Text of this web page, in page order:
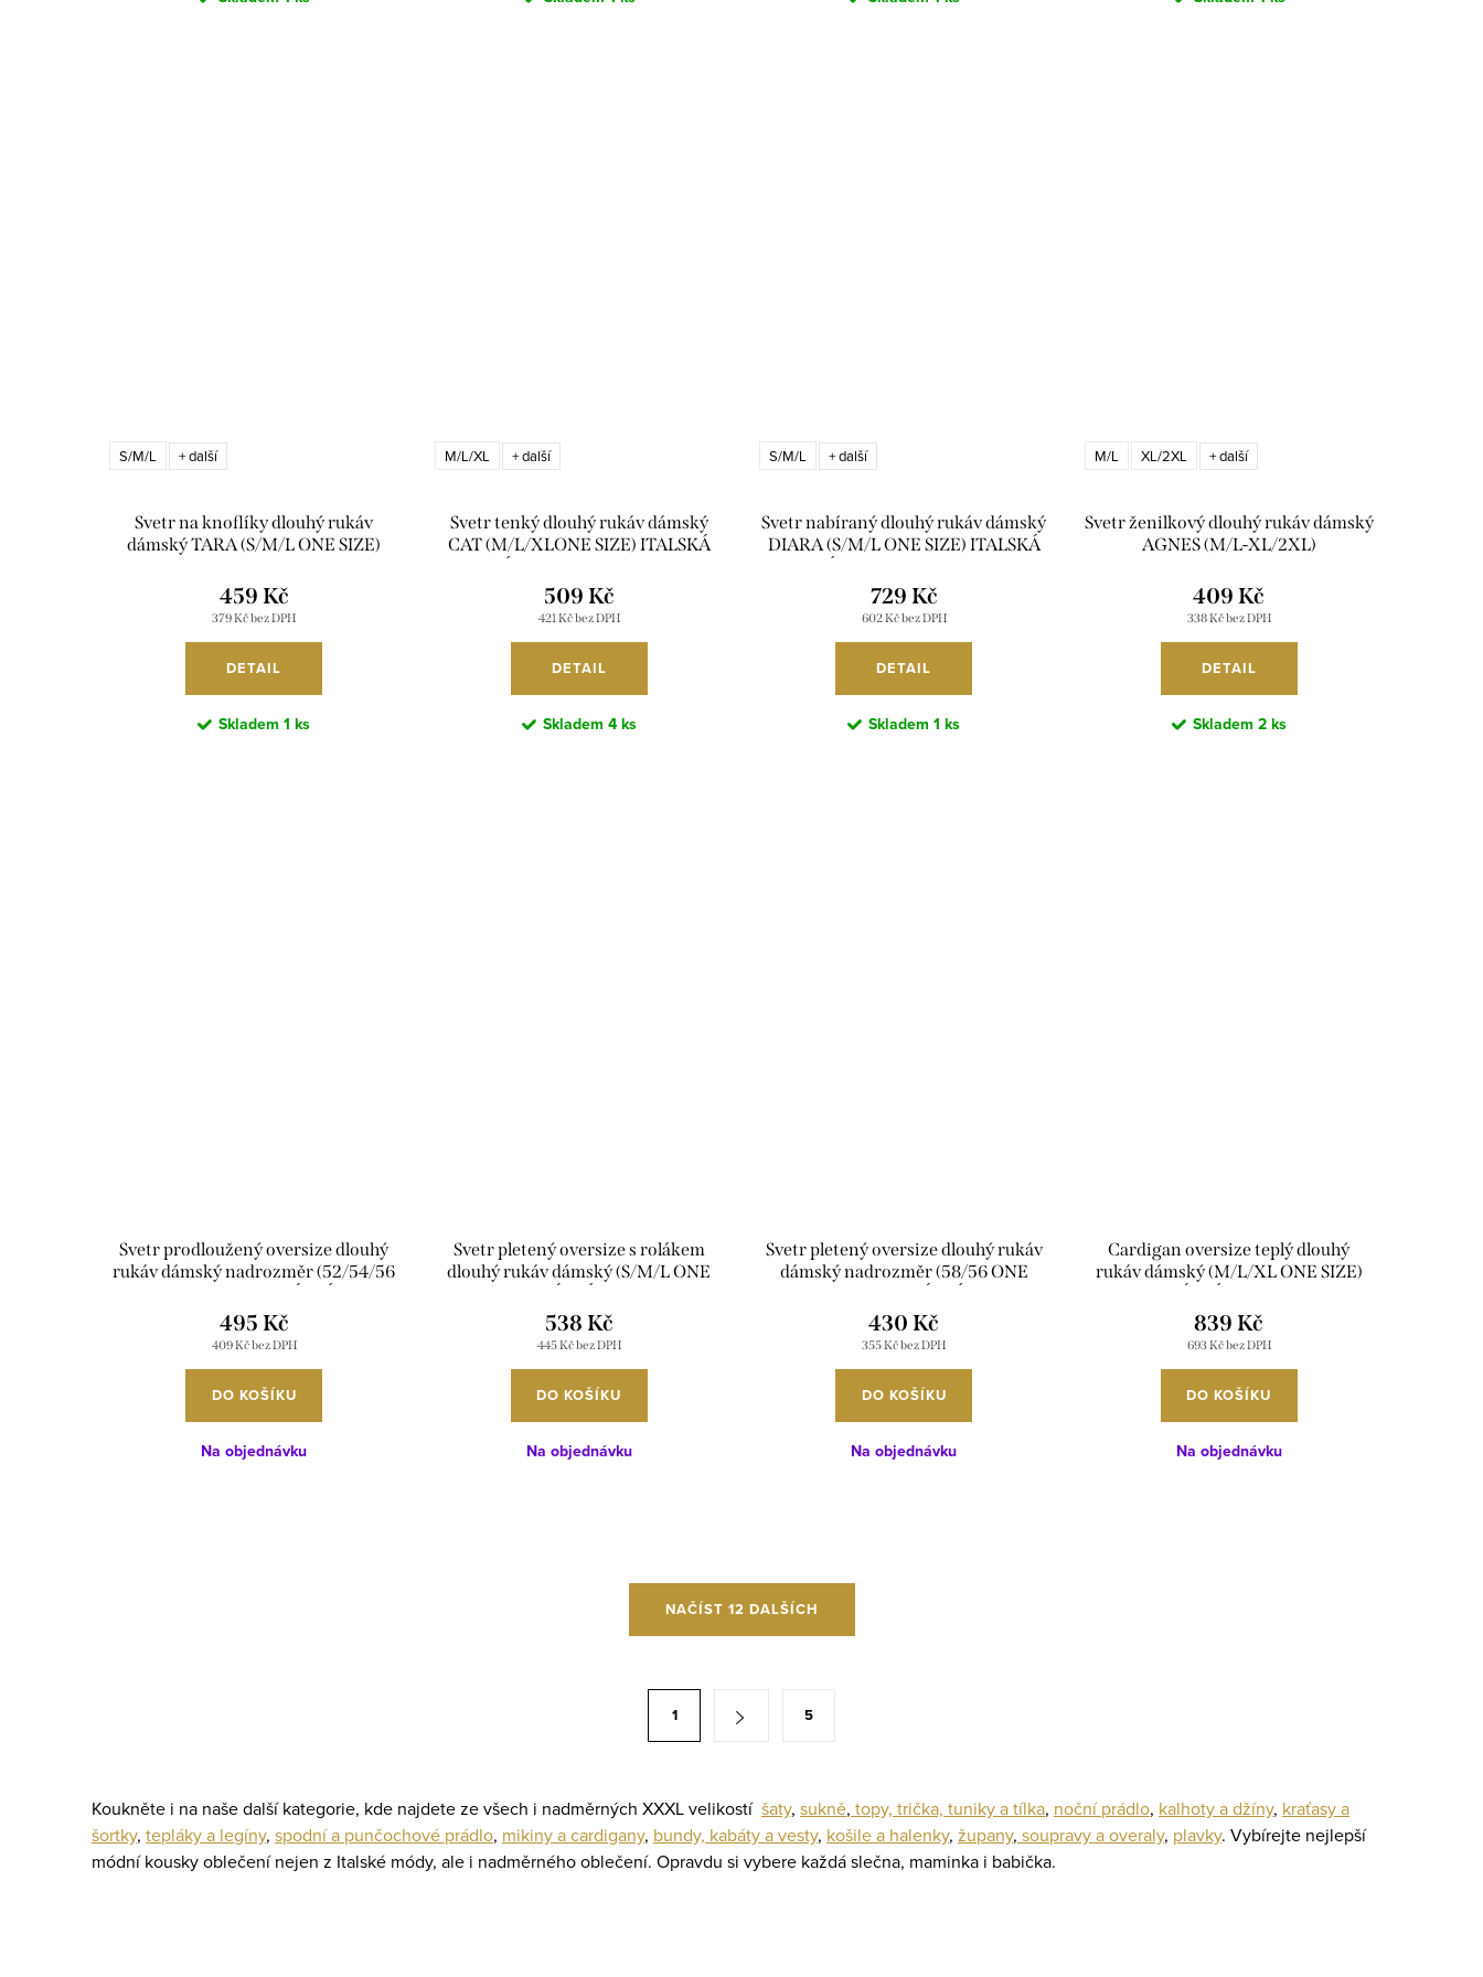
S/M/L + další
Svetr na knoflíky dlouhý rukáv
dámský TARA (S/M/L ONE SIZE)
379 Kč bez DPH
459 Kč
DETAIL
Skladem1 ks
M/L/XL + další
Svetr tenký dlouhý rukáv dámský
CAT (M/L/XLONE SIZE) ITALSKÁ
421 Kč bez DPH
509 Kč
DETAIL
Skladem 4 ks
S/M/L + další
Svetr nabíraný dlouhý rukáv dámský
DIARA (S/M/L ONE SIZE) ITALSKÁ
602 Kč bez DPH
729 Kč
DETAIL
Skladem1 ks
M/L XL/2XL + další
Svetr ženilkový dlouhý rukáv dámský
AGNES (M/L-XL/2XL)
338 Kč bez DPH
409 Kč
DETAIL
Skladem 2 ks
Svetr prodloužený oversize dlouhý
rukáv dámský nadrozměr (52/54/56
IMD25166
409 Kč bez DPH
495 Kč
DO KOŠÍKU
Na objednávku
Svetr pletený oversize s rolákem
dlouhý rukáv dámský (S/M/L ONE
445 Kč bez DPH
538 Kč
DO KOŠÍKU
Na objednávku
Svetr pletený oversize dlouhý rukáv
dámský nadrozměr (58/56 ONE
IMD24AUTUM
355 Kč bez DPH
430 Kč
DO KOŠÍKU
Na objednávku
Cardigan oversize teplý dlouhý
rukáv dámský (M/L/XL ONE SIZE)
693 Kč bez DPH
839 Kč
DO KOŠÍKU
Na objednávku
c
í
NAČÍST 12 DALŠÍCH
n
k
1 5
Koukněte i na naše další kategorie, kde najdete ze všech i nadměrných XXXL velikostí šaty, sukně, topy, trička, tuniky a tílka, noční prádlo, kalhoty a džíny, kraťasy a
šortky, tepláky a legíny, spodní a punčochové prádlo, mikiny a cardigany, bundy, kabáty a vesty, košile a halenky, župany, soupravy a overaly, plavky. Vybírejte nejlepší
módní kousky oblečení nejen z Italské módy, ale i nadměrného oblečení. Opravdu si vybere každá slečna, maminka i babička.